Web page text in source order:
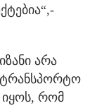
არა
იყოს, რომ